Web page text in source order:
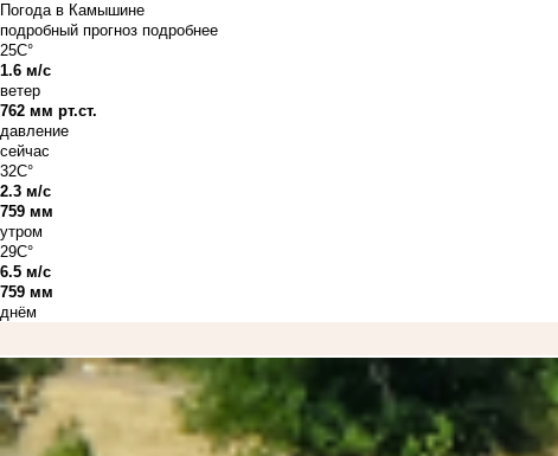
Погода в Камышине
подробный прогноз подробнее
25C°
1.6 м/с
ветер
762 мм рт.ст.
давление
сейчас
32C°
2.3 м/с
759 мм
утром
29C°
6.5 м/с
759 мм
днём